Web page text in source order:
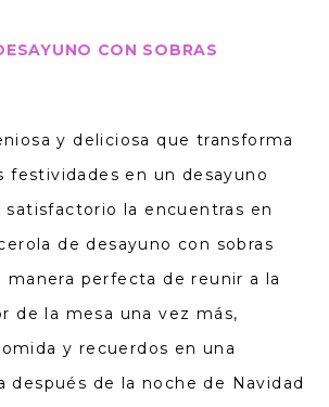
CON SOBRAS
y deliciosa que transforma
festividades en un desayuno
la encuentras en
de desayuno con sobras
manera perfecta de reunir a la
de la mesa una vez más,
y recuerdos en una
después de la noche de Navidad​​